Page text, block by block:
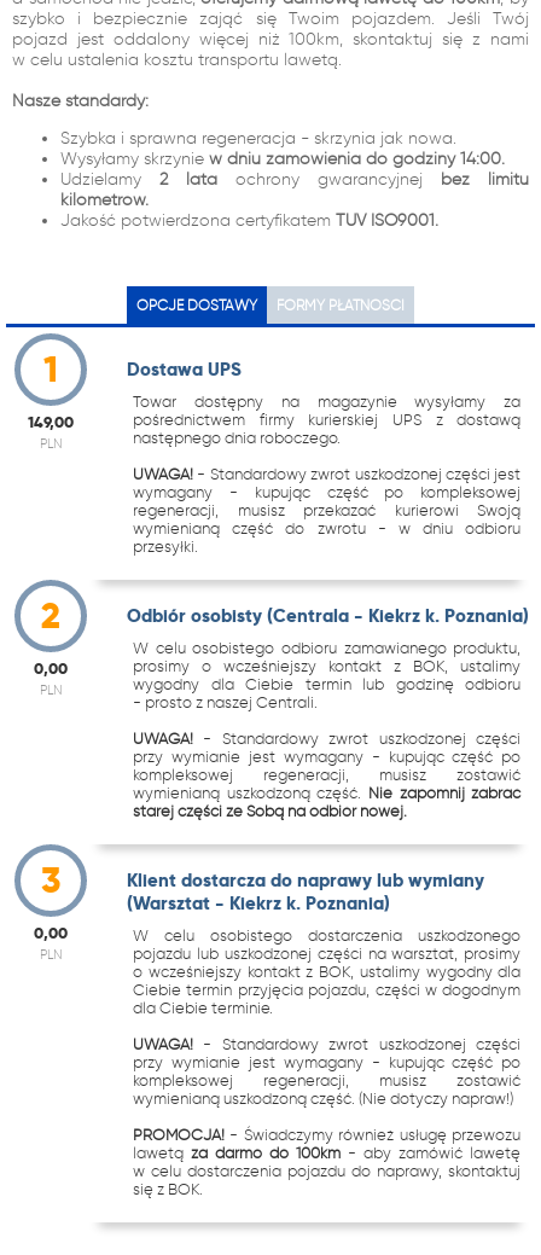
szybko i bezpiecznie zająć się Twoim pojazdem. Jeśli Twój
pojazd jest oddalony więcej niż 100km, skontaktuj się z nami
w celu ustalenia kosztu transportu lawetą.
Nasze standardy:
Szybka i sprawna regeneracja - skrzynia jak nowa.
Wysyłamy skrzynie w dniu zamówienia do godziny 14:00.
Udzielamy 2 lata ochrony gwarancyjnej bez limitu
kilometrów.
Jakość potwierdzona certyfikatem TUV ISO9001.
OPCJE DOSTAWY FORMY PŁATNOŚCI
1
149,00
PLN
Dostawa UPS
Towar dostępny na magazynie wysyłamy za
pośrednictwem firmy kurierskiej UPS z dostawą
następnego dnia roboczego.
UWAGA! - Standardowy zwrot uszkodzonej części jest
wymagany - kupując część po kompleksowej
regeneracji, musisz przekazać kurierowi Swoją
wymienianą część do zwrotu - w dniu odbioru
przesyłki.
2
0,00
PLN
Odbiór osobisty (Centrala - Kiekrz k. Poznania)
W celu osobistego odbioru zamawianego produktu,
prosimy o wcześniejszy kontakt z BOK, ustalimy
wygodny dla Ciebie termin lub godzinę odbioru
- prosto z naszej Centrali.
UWAGA! - Standardowy zwrot uszkodzonej części
przy wymianie jest wymagany - kupując część po
kompleksowej regeneracji, musisz zostawić
wymienianą uszkodzoną część. Nie zapomnij zabrać
starej części ze Sobą na odbiór nowej.
3
0,00
PLN
Klient dostarcza do naprawy lub wymiany
(Warsztat - Kiekrz k. Poznania)
W celu osobistego dostarczenia uszkodzonego
pojazdu lub uszkodzonej części na warsztat, prosimy
o wcześniejszy kontakt z BOK, ustalimy wygodny dla
Ciebie termin przyjęcia pojazdu, części w dogodnym
dla Ciebie terminie.
UWAGA! - Standardowy zwrot uszkodzonej części
przy wymianie jest wymagany - kupując część po
kompleksowej regeneracji, musisz zostawić
wymienianą uszkodzoną część. (Nie dotyczy napraw!)
PROMOCJA! - Świadczymy również usługę przewozu
lawetąza darmo do 100km - aby zamówić lawetę
w celu dostarczenia pojazdu do naprawy, skontaktuj
się z BOK.